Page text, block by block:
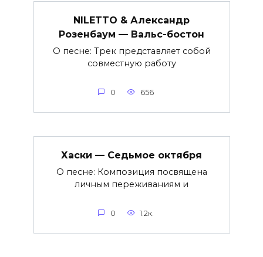
NILETTO & Александр
Розенбаум — Вальс-бостон
О песне: Трек представляет собой
совместную работу
0 656
Хаски — Седьмое октября
О песне: Композиция посвящена
личным переживаниям и
0 1.2к.